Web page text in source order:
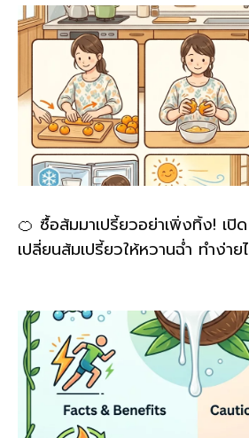
🍊 ซื้อส้มมาเปรี้ยวอย่าเพิ่งทิ้ง! เ
เปลี่ยนส้มเปรี้ยวให้หวานฉ่ำ ทำง่าย